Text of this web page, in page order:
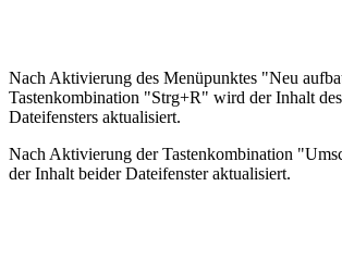
Nach Aktivierung des Menüpunktes "Neu
Tastenkombination "Strg+R" wird der Inhalt
Dateifensters aktualisiert.
Nach Aktivierung der Tastenkombination
der Inhalt beider Dateifenster aktualisiert.